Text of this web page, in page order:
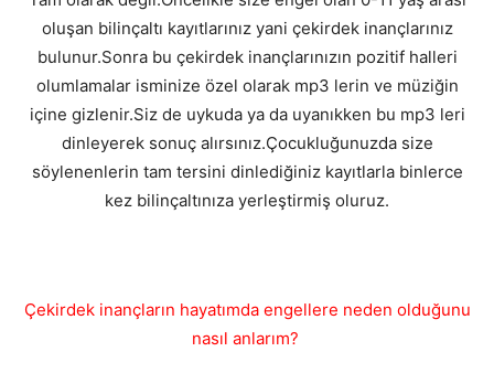
oluşan bilinçaltı kayıtlarınız yani çekirdek inançlarınız
bulunur.Sonra bu çekirdek inançlarınızın pozitif halleri
olumlamalar isminize özel olarak mp3 lerin ve müziğin
içine gizlenir.Siz de uykuda ya da uyanıkken bu mp3 leri
dinleyerek sonuç alırsınız.Çocukluğunuzda size
söylenenlerin tam tersini dinlediğiniz kayıtlarla binlerce
kez bilinçaltınıza yerleştirmiş oluruz.
Çekirdek inançların hayatımda engellere neden olduğunu
nasıl anlarım?